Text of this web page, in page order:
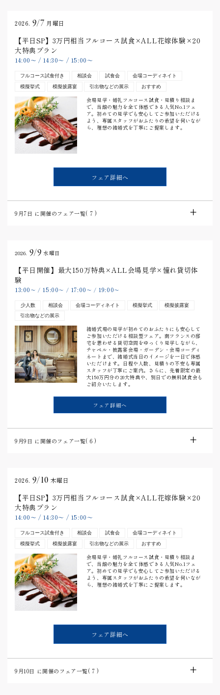
2026. 9/7 月曜日
【平日SP】3万円相当フルコース試食×ALL花嫁体験×20
大特典プラン
14:00〜 / 14:30〜 / 15:00〜
フルコース試食付き 相談会 試食会
会場コーディネイト
模擬挙式
模擬披露宴 引出物などの展示 おすすめ
会場見学・婚礼フルコース試食・見積り相談ま
で、当館の魅力を全て体感できる人気No.1フェ
ア。初めての見学でも安心してご参加いただける
よう、専属スタッフがおふたりの希望を伺いなが
ら、理想の結婚式を丁寧にご提案します。
フェア詳細へ
9月7日 に開催のフェア一覧( 7 )
2026. 9/9 水曜日
【平日開催】最大150万特典×ALL会場見学×憧れ貸切体
験
13:00 〜/ 15:00〜 / 17:00 〜/ 19:00〜
少人数 相談会 会場コーディネイト 模擬挙式
模擬披露宴
引出物などの展示
結婚式場の見学が初めてのおふたりにも安心して
ご参加いただける相談型フェア。南フランスの邸
宅を思わせる貸切空間をゆっくり見学しながら、
チャペル・披露宴会場・ガーデン・会場コーディ
ネートまで、結婚式当日のイメージを一日で体感
いただけます。日程や人数、見積りの不安も専属
スタッフが丁寧にご案内。さらに、先着限定の最
大150万円分の20大特典や、別日での無料試食会も
ご紹介いたします。
フェア詳細へ
9月9日 に開催のフェア一覧( 6 )
2026. 9/10 木曜日
【平日SP】3万円相当フルコース試食×ALL花嫁体験×20
大特典プラン
14:00〜 / 14:30〜 / 15:00〜
フルコース試食付き 相談会 試食会
会場コーディネイト
模擬挙式
模擬披露宴 引出物などの展示 おすすめ
会場見学・婚礼フルコース試食・見積り相談ま
で、当館の魅力を全て体感できる人気No.1フェ
ア。初めての見学でも安心してご参加いただける
よう、専属スタッフがおふたりの希望を伺いなが
ら、理想の結婚式を丁寧にご提案します。
フェア詳細へ
9月10日 に開催のフェア一覧(7 )